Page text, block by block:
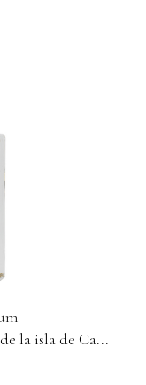
la isla de Ca...